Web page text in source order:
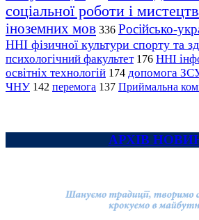
соціальної роботи і
іноземних мов 336 Російсько-
ННІ фізичної культури спорту та
психологічний факультет 176 ННІ
освітніх технологій 174 допомога
ЧНУ 142 перемога 137 Приймальна
АРХІВ